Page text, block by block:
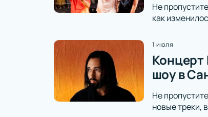
Не
как
1 июля
шоу в
Не
новые треки,